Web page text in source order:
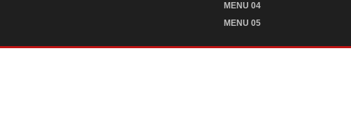
MENU 04
MENU 05